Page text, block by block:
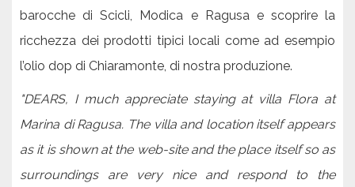
barocche di Scicli, Modica e Ragusa e scoprire la
ricchezza dei prodotti tipici locali come ad esempio
l’olio dop di Chiaramonte, di nostra produzione.
"DEARS, I much appreciate staying at villa Flora at
Marina di Ragusa. The villa and location itself appears
as it is shown at the web-site and the place itself so as
surroundings are very nice and respond to the